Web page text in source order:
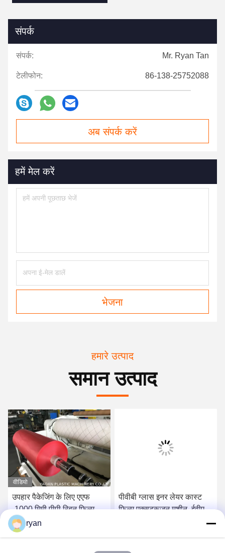
संपर्क
संपर्क: Mr. Ryan Tan
टेलीफोन: 86-138-25752088
अब संपर्क करें
हमें मेल करें
भेजना
हमारे उत्पाद
समान उत्पाद
वीडियो
उपहार पैकेजिंग के लिए एएफ
-1000 मिमी पीपी रिबन फिल्म
एक्सट्रूज़न उत्पादन लाइन
पीवीबी ग्लास इनर लेयर कास्ट
फिल्म एक्सट्रूज़न मशीन, ईवीए
ryan